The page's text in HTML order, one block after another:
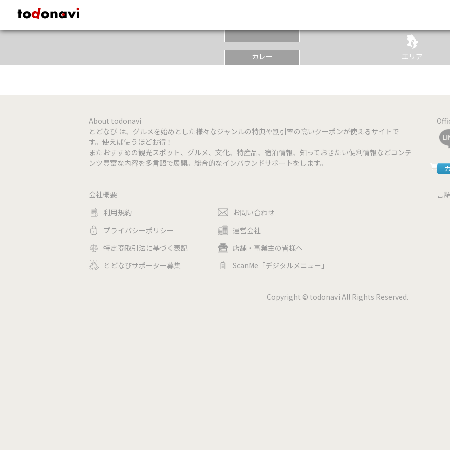
todonavi - 鹿児島のクーポンサイト、様々なジャンルのクーポンが見つかる
カレー エリア
About todonavi
とどなび は、グルメを始めとした様々なジャンルの特典や割引率の高いクーポンが使えるサイトで
す。使えば使うほどお得！
またおすすめの観光スポット、グルメ、文化、特産品、宿泊情報、知っておきたい便利情報などコンテ
ンツ豊富な内容を多言語で展開。総合的なインバウンドサポートをします。
会社概要
利用規約
プライバシーポリシー
特定商取引法に基づく表記
とどなびサポーター募集
お問い合わせ
運営会社
店舗・事業主の皆様へ
ScanMe「デジタルメニュー」
言
Copyright © todonavi All Rights Reserved.